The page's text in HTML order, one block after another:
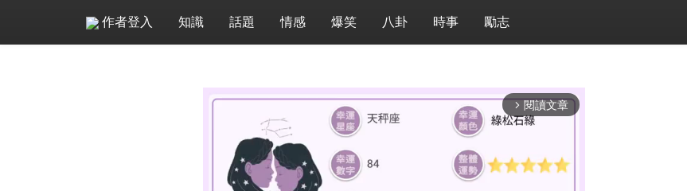
作者登入 知識 話題 情感 爆笑 八卦 時事 勵志
arrow_forward_ios 閱讀文章